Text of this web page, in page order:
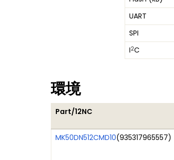
UART
SPI
I2C
環境
Part/12NC
MK50DN512CMD10(935317965557)